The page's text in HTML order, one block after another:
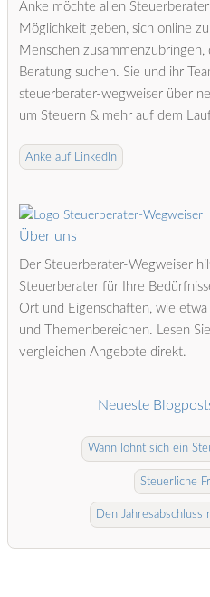
Anke möchte allen
Möglichkeit geben, sich online
Menschen zusammenzubringen,
Beratung suchen. Sie und ihr
steuerberater-wegweiser über
um Steuern & mehr auf dem
Anke auf LinkedIn
Über uns
Der Steuerberater-Wegweiser
Steuerberater für Ihre
Ort und Eigenschaften, wie
und Themenbereichen. Lesen
vergleichen Angebote direkt.
Neueste
Wann lohnt sich ein
Steuerliche
Den